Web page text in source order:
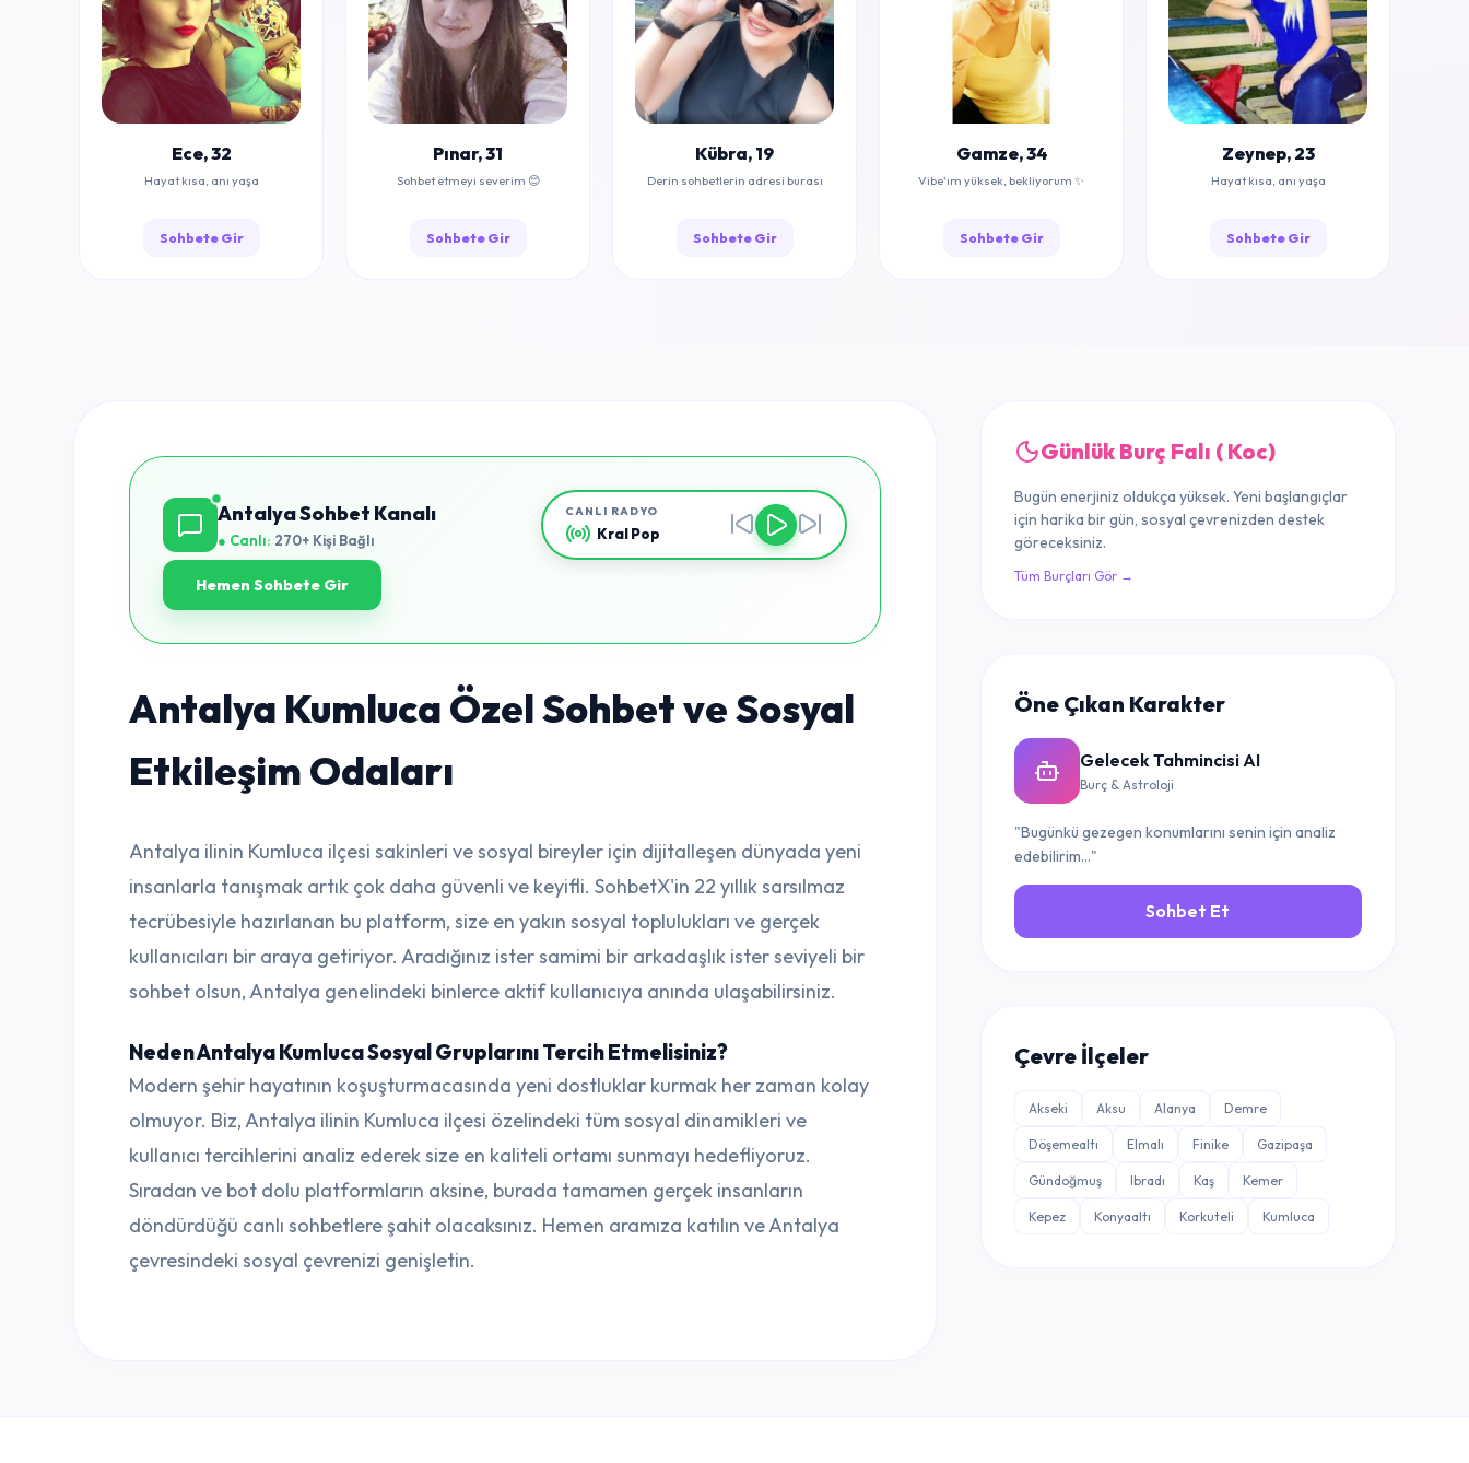
Ece, 32
Hayat kısa, anı yaşa
Sohbete Gir
Pınar, 31
Sohbet etmeyi severim 😊
Sohbete Gir
Kübra, 19
Derin sohbetlerin adresi burası
Sohbete Gir
Gamze, 34
Vibe'ım yüksek, bekliyorum ✨
Sohbete Gir
Zeynep, 23
Hayat kısa, anı yaşa
Sohbete Gir
Antalya Sohbet Kanalı
● Canlı: 270+ Kişi Bağlı
CANLI RADYO
Kral Pop
Hemen Sohbete Gir
Antalya Kumluca Özel Sohbet ve Sosyal
Etkileşim Odaları
Antalya ilinin Kumluca ilçesi sakinleri ve sosyal bireyler için dijitalleşen dünyada yeni
insanlarla tanışmak artık çok daha güvenli ve keyifli. SohbetX'in 22 yıllık sarsılmaz
tecrübesiyle hazırlanan bu platform, size en yakın sosyal toplulukları ve gerçek
kullanıcıları bir araya getiriyor. Aradığınız ister samimi bir arkadaşlık ister seviyeli bir
sohbet olsun, Antalya genelindeki binlerce aktif kullanıcıya anında ulaşabilirsiniz.
Neden Antalya Kumluca Sosyal Gruplarını Tercih Etmelisiniz?
Modern şehir hayatının koşuşturmacasında yeni dostluklar kurmak her zaman kolay
olmuyor. Biz, Antalya ilinin Kumluca ilçesi özelindeki tüm sosyal dinamikleri ve
kullanıcı tercihlerini analiz ederek size en kaliteli ortamı sunmayı hedefliyoruz.
Sıradan ve bot dolu platformların aksine, burada tamamen gerçek insanların
döndürdüğü canlı sohbetlere şahit olacaksınız. Hemen aramıza katılın ve Antalya
çevresindeki sosyal çevrenizi genişletin.
Günlük Burç Falı ( Koc)
Bugün enerjiniz oldukça yüksek. Yeni başlangıçlar
için harika bir gün, sosyal çevrenizden destek
göreceksiniz.
Tüm Burçları Gör →
Öne Çıkan Karakter
Gelecek Tahmincisi AI
Burç & Astroloji
"Bugünkü gezegen konumlarını senin için analiz
edebilirim..."
Sohbet Et
Çevre İlçeler
Akseki Aksu Alanya Demre
Döşemealtı Elmalı Finike Gazipaşa
Gündoğmuş Ibradı Kaş Kemer
Kepez Konyaaltı Korkuteli Kumluca